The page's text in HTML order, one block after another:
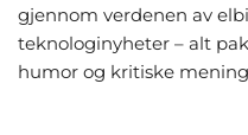
gjennom verdenen av
teknologinyheter – alt
humor og kritiske